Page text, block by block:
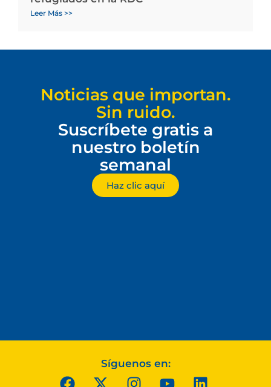
Leer Más >>
Noticias que importan.
Sin ruido.
Suscríbete gratis a
nuestro boletín
semanal
Haz clic aquí
Síguenos en: